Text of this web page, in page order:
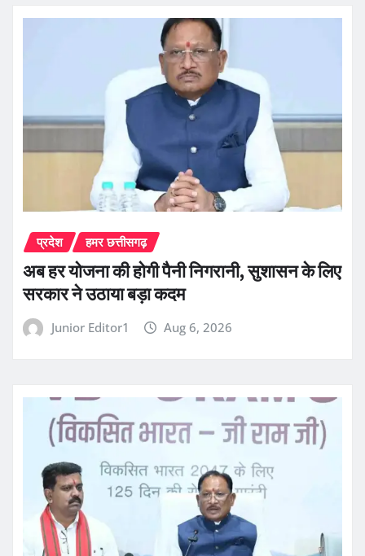
प्रदेश हमर छत्तीसगढ़
अब हर योजना की होगी पैनी निगरानी, सुशासन के लिए
सरकार ने उठाया बड़ा कदम
Junior Editor1 Aug 6, 2026